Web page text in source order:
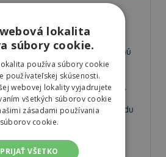
pre bezpečnú a komfortnú
nájdete široký výber letných,
pneumatíkod popredných
pre osobné autá, SUV,
Vyberte si spoľahlivé
ceny a užívajte si bezpečnú jazdu
v našej ponuke?
lokalita
súbory cookie.
používa súbory cookie
používateľskej skúsenosti.
webovej lokality vyjadrujete
všetkých súborov cookie
zásadami používania
súborov cookie.
PRIJAŤ VŠETKO